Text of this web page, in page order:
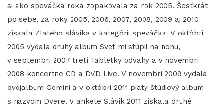
si ako speváčka roka zopakovala za rok 2005. Šesťkrát
po sebe, za roky 2005, 2006, 2007, 2008, 2009 aj 2010
získala Zlatého slávika v kategórii speváčka. V októbri
2005 vydala druhý album Svet mi stúpil na nohu,
v septembri 2007 tretí Tabletky odvahy a v novembri
2008 koncertné CD a DVD Live. V novembri 2009 vydala
dvojalbum Gemini a v októbri 2011 piaty štúdiový album
s názvom Dvere. V ankete Slávik 2011 získala druhé